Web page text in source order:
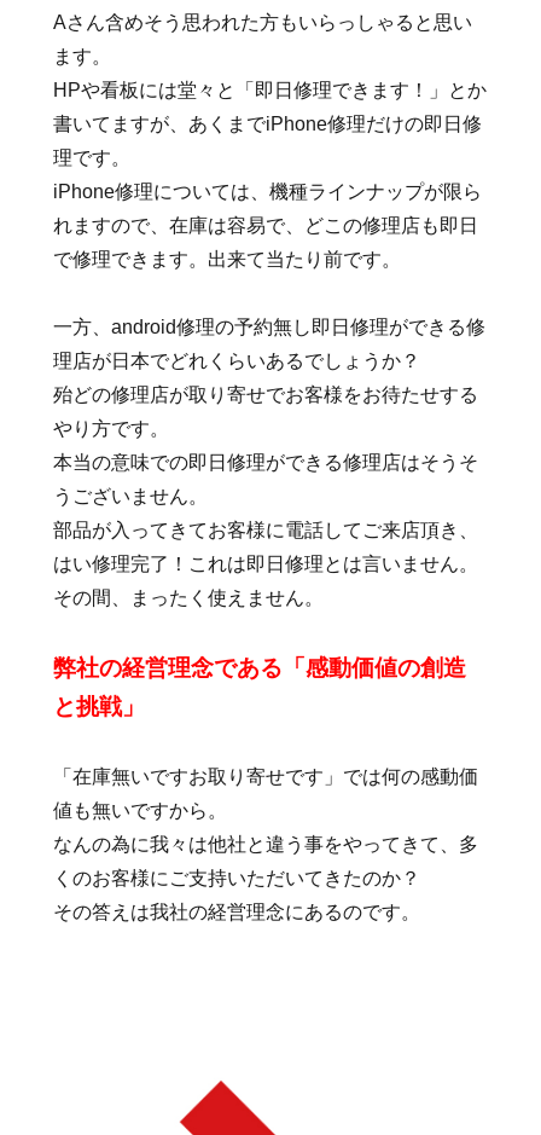
Aさん含めそう思われた方もいらっしゃると思い
ます。
HPや看板には堂々と「即日修理できます！」とか
書いてますが、あくまでiPhone修理だけの即日修
理です。
iPhone修理については、機種ラインナップが限ら
れますので、在庫は容易で、どこの修理店も即日
で修理できます。出来て当たり前です。
一方、android修理の予約無し即日修理ができる修
理店が日本でどれくらいあるでしょうか？
殆どの修理店が取り寄せでお客様をお待たせする
やり方です。
本当の意味での即日修理ができる修理店はそうそ
うございません。
部品が入ってきてお客様に電話してご来店頂き、
はい修理完了！これは即日修理とは言いません。
その間、まったく使えません。
弊社の経営理念である「感動価値の創造
と挑戦」
「在庫無いですお取り寄せです」では何の感動価
値も無いですから。
なんの為に我々は他社と違う事をやってきて、多
くのお客様にご支持いただいてきたのか？
その答えは我社の経営理念にあるのです。